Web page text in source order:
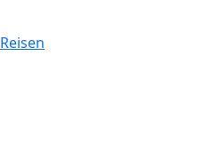
Kategorien
Reisen